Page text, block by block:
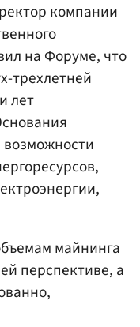
компании
на Форуме, что
трехлетней
лет
майнинга
перспективе, а